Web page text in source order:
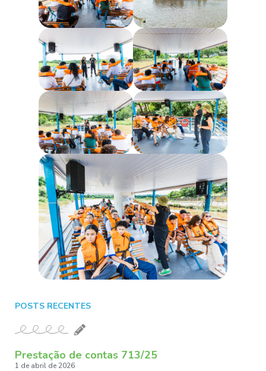
POSTS RECENTES
Prestação de contas 713/25
1 de abril de 2026